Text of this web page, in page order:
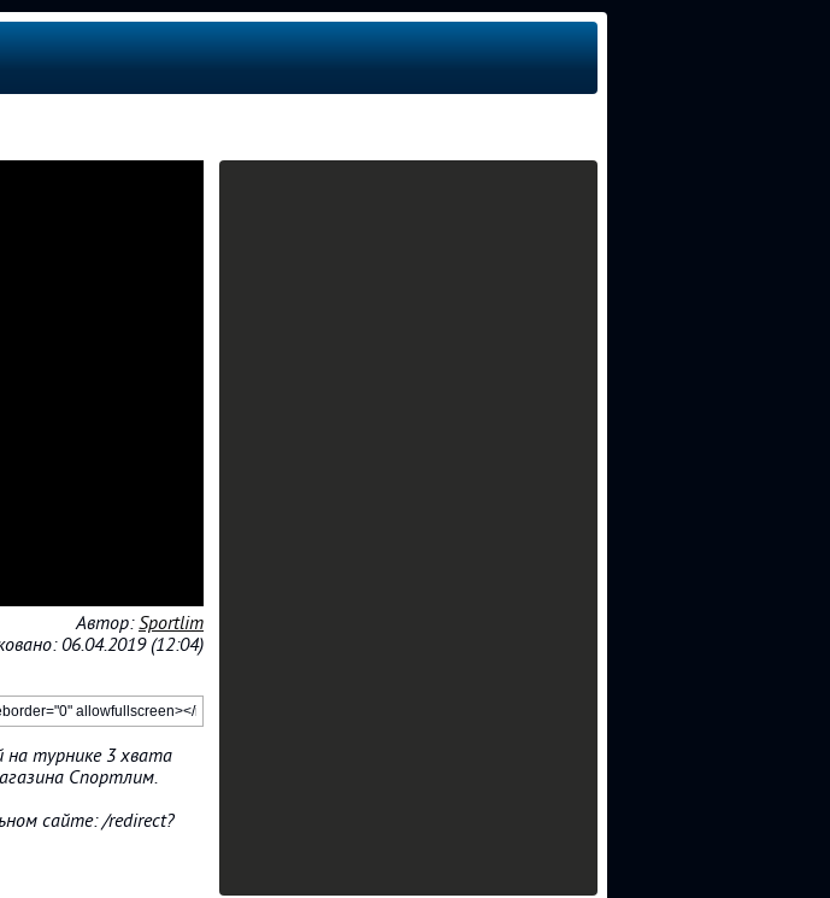
Автор:Sportlim
06.04.2019 (12:04)
на турнике 3 хвата
Спортлим.
сайте: /redirect?